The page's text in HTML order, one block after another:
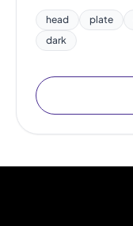
head plate
dark